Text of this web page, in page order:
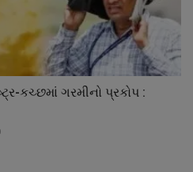
કચ્છમાં ગરમીનો પ્રકોપ :